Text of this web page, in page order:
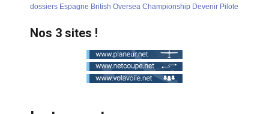
dossiers Espagne British Oversea Championship Devenir Pilote
Nos 3 sites !